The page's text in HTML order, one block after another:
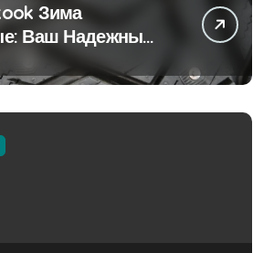
Зима
Ваш Надежный
Дорогах